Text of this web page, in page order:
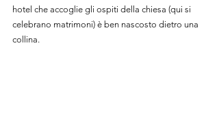
hotel che accoglie gli ospiti della chiesa (qui si
celebrano matrimoni) è ben nascosto dietro una
collina.